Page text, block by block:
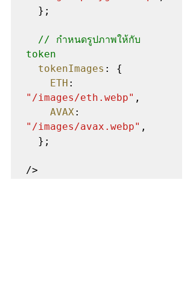
// กำหนดรูปภาพให้กับ
token
tokenImages : {
ETH
"/images/eth.webp" ,
AVAX
"/images/avax.webp" ,
/>